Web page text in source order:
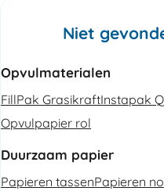
Niet
Opvulmaterialen
FillPak GrasikraftInstapak
Opvulpapier rol
Duurzaam papier
Papieren tassenPapieren